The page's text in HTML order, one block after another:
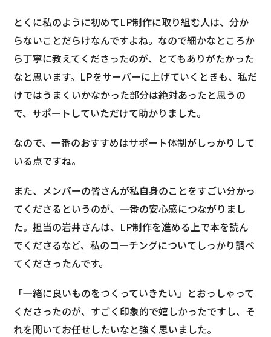
とくに私のように初めてLP制作に取り組む人は、分か
らないことだらけなんですよね。なので細かなところか
ら丁寧に教えてくださったのが、とてもありがたかった
なと思います。LPをサーバーに上げていくときも、私だ
けではうまくいかなかった部分は絶対あったと思うの
で、サポートしていただけて助かりました。
なので、一番のおすすめはサポート体制がしっかりして
いる点ですね。
また、メンバーの皆さんが私自身のことをすごい分かっ
てくださるというのが、一番の安心感につながりまし
た。担当の岩井さんは、LP制作を進める上で本を読ん
でくださるなど、私のコーチングについてしっかり調べ
てくださったんです。
「一緒に良いものをつくっていきたい」とおっしゃって
くださったのが、すごく印象的で嬉しかったですし、そ
れを聞いてお任せしたいなと強く思いました。